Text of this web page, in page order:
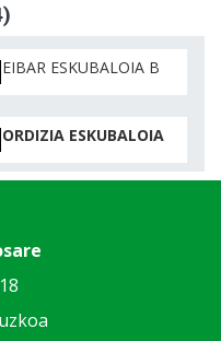
EIBAR ESKUBALOIA B
ORDIZIA ESKUBALOIA